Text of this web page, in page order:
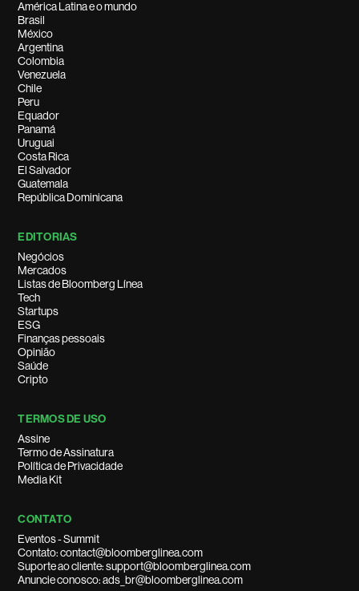
América Latina e o mundo
Brasil
México
Argentina
Colombia
Venezuela
Chile
Peru
Equador
Panamá
Uruguai
Costa Rica
El Salvador
Guatemala
República Dominicana
EDITORIAS
Negócios
Mercados
Listas de Bloomberg Línea
Tech
Startups
ESG
Finanças pessoais
Opinião
Saúde
Cripto
TERMOS DE USO
Assine
Termo de Assinatura
Política de Privacidade
Media Kit
CONTATO
Eventos - Summit
Contato: contact@bloomberglinea.com
Suporte ao cliente: support@bloomberglinea.com
Anuncie conosco: ads_br@bloomberglinea.com